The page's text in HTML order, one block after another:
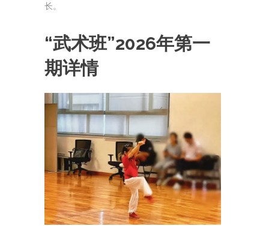
长。
“武术班”2026年第一
期详情